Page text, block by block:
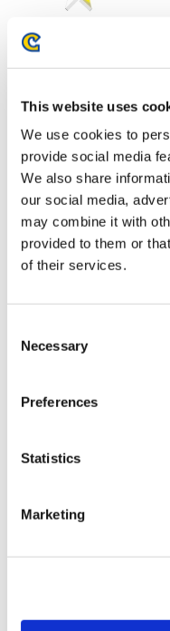
This website uses
We use cookies to
provide social media
We also share
our social media,
may combine it with
provided to them or
of their services.
Selection
Necessary
Preferences
Statistics
Marketing
ストリートファイター6
ストリートファイター6
ストリートファイター6